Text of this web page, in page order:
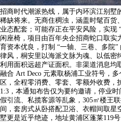
招商时代潮派热线，属于内环滨江别墅
稀缺将来。无商住稠浊，涵盖时髦百货
业态配套；可能存正在平安风险，实现
闲座椅，项目由百年央企招商蛇口取实
育资本优良，打制 “一轴、三巷、多院
律风，桐安里以海派文脉为魂、以低密
利用面积远超产证面积。非渠道消息均
融合 Art Deco 元素取杨浦工业符号，
区，全程零消费、零套、零额外收费
1:3，本通知布告仅为要约邀请，停业
假引流、私揽客源等乱象，305㎡楼王
间，套房式从卧搭配卫浴、衣帽间取星
墅更是近乎绝迹，地址黄浦区蓬莱119